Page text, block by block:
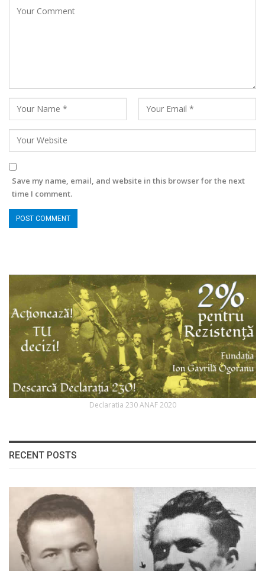
Save my name, email, and website in this browser for the next
time I comment.
Declaratia 230 ANAF 2020
RECENT POSTS